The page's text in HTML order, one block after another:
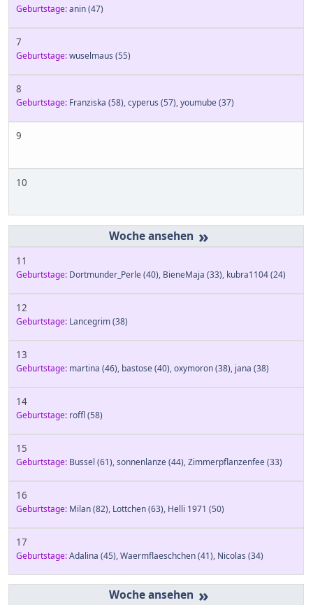
Geburtstage:anin(47)
7
Geburtstage:wuselmaus (55)
8
Geburtstage: Franziska (58),cyperus (57),youmube(37)
9
10
»
11
Geburtstage: Dortmunder_Perle(40), BieneMaja (33), kubra1104(24)
12
Geburtstage: Lancegrim(38)
13
Geburtstage: martina (46), bastose(40),oxymoron(38), jana (38)
14
Geburtstage: roffl(58)
15
Geburtstage: Bussel (61),sonnenlanze(44),Zimmerpflanzenfee(33)
16
Geburtstage: Milan(82), Lottchen(63), Helli 1971 (50)
17
Geburtstage:Adalina (45),Waermflaeschchen(41), Nicolas (34)
»